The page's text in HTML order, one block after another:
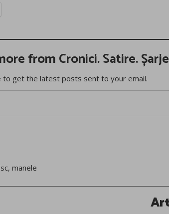
from Cronici. Satire.
to get the latest posts sent to your email.
, manele